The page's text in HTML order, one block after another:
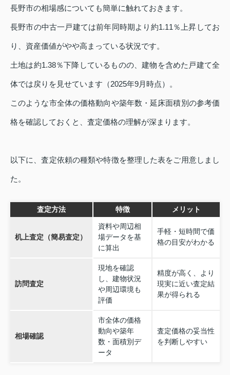
長野市の相場感についても簡単に触れておきます。
長野市の中古一戸建ては前年同時期より約1.11％上昇してお
り、資産価値がやや高まっている状況です。
土地は約1.38％下降しているものの、建物を含めた戸建て全
体では戻りを見せています（2025年9月時点）。
このような市全体の価格動向や築年数・延床面積別の参考価
格を確認しておくと、査定価格の理解が深まります。
以下に、査定依頼の種類や特徴を整理した表をご用意しまし
た。
査定方法 特徴 メリット
机上査定（簡易査定）
資料や周辺相
場データを基
に算出
手軽・短時間で価
格の目安がわかる
訪問査定
現地を確認
し、建物状況
や周辺環境も
評価
精度が高く、より
現実に近い査定結
果が得られる
相場確認
市全体の価格
動向や築年
数・面積別デ
ータ
査定価格の妥当性
を判断しやすい